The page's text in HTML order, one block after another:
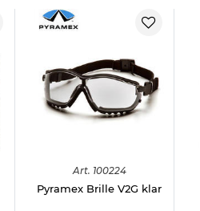
Art. 100224
Pyramex Brille V2G klar